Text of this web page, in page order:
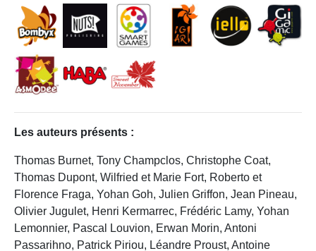
Les auteurs présents :
Thomas Burnet, Tony Champclos, Christophe Coat,
Thomas Dupont, Wilfried et Marie Fort, Roberto et
Florence Fraga, Yohan Goh, Julien Griffon, Jean Pineau,
Olivier Jugulet, Henri Kermarrec, Frédéric Lamy, Yohan
Lemonnier, Pascal Louvion, Erwan Morin, Antoni
Passarihno, Patrick Piriou, Léandre Proust, Antoine